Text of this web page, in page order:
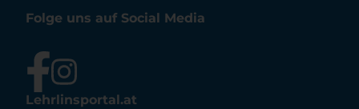
Folge uns auf Social Media
Lehrlinsportal.at